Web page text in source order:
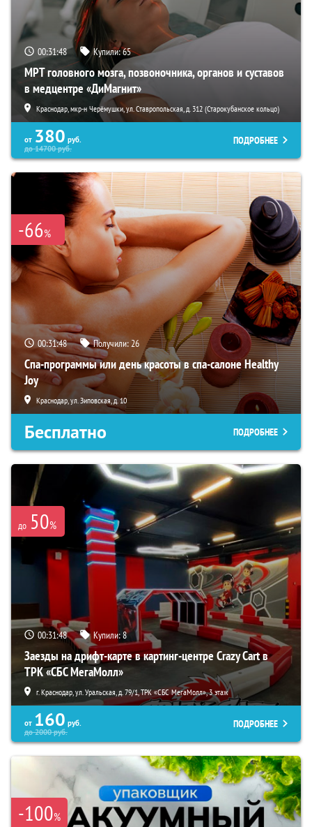
00:31:46 Купили:65
МРТ головного мозга, позвоночника, органов и суставов
в медцентре «ДиМагнит»
Краснодар, мкр-н Черёмушки, ул. Ставропольская, д. 312 (Старокубанское кольцо)
от 380 руб.
до14700руб.
ПОДРОБНЕЕ
-66%
00:31:46 Получили:26
Спа-программы или день красоты в спа-салоне Healthy
Joy
Краснодар, ул. Зиповская, д. 10
Бесплатно ПОДРОБНЕЕ
до 50%
00:31:46 Купили:8
Заезды на дрифт-карте в картинг-центре Crazy Cart в
ТРК «СБС МегаМолл»
г. Краснодар, ул. Уральская, д. 79/1, ТРК «СБС МегаМолл», 3 этаж
от 160 руб.
до2000руб.
ПОДРОБНЕЕ
-100%